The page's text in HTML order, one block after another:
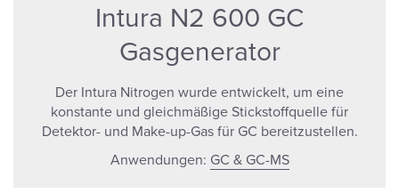
Intura N2 600 GC
Gasgenerator
Der Intura Nitrogen wurde entwickelt, um eine
konstante und gleichmäßige Stickstoffquelle für
Detektor- und Make-up-Gas für GC bereitzustellen.
Anwendungen: GC & GC-MS